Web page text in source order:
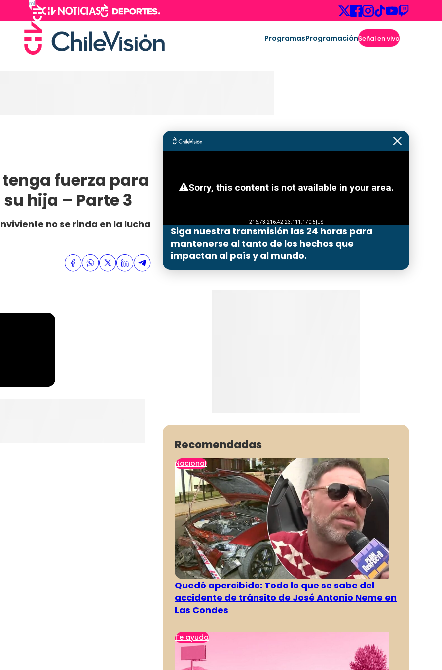
ProgramasProgramaciónSeñal en vivo
fuerza para
hija – Parte 3
no se rinda en la lucha
Siga nuestra transmisión las 24 horas para
mantenerse al tanto de los hechos que
impactan al país y al mundo.
Recomendadas
Nacional
Quedó apercibido: Todo lo que se sabe del
accidente de tránsito de José Antonio Neme en
Las Condes
Te ayuda